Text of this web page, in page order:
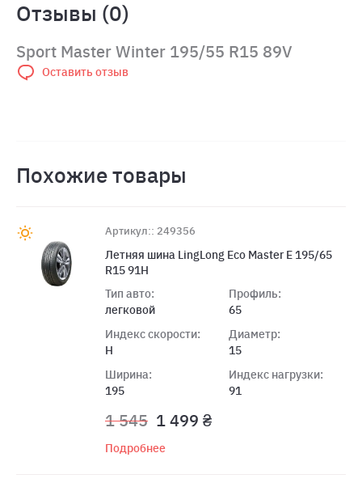
Отзывы (0)
Sport Master Winter 195/55 R15 89V
Оставить отзыв
Похожие товары
Артикул:: 249356
Летняя шина LingLong Eco Master E 195/65
R15 91H
Тип авто:
легковой
Индекс скорости:
H
Ширина:
195
Профиль:
65
Диаметр:
15
Индекс нагрузки:
91
1 545 1 499 ₴
Подробнее